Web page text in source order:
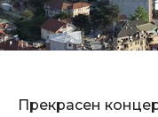
Прекрасен